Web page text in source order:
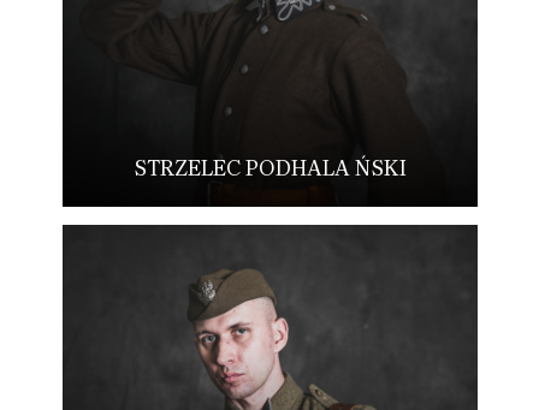
STRZELEC PODHALA ŃSKI